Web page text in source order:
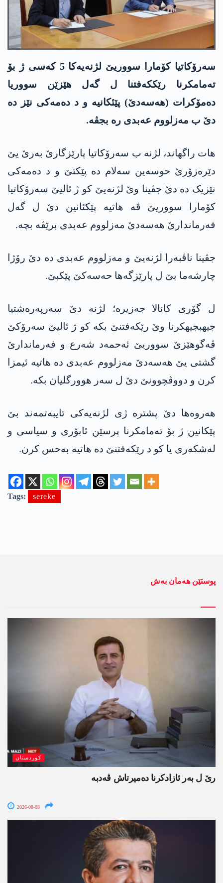
سەرۆکاتیا کۆمارا سووریێ لژنەیەکا 5 کەسی ژ بۆ
تەمامکرنا رێکكەفتنا ل گەل هێزێن سووریا
دەمۆکرات (هه‌سه‌دێ) پێئکانیە و د ده‌مه‌كی نێز ده‌
دێ ب مه‌زلووم عه‌بدی ره‌ بجڤه‌.
هات راگهاند، لژنه‌ ب سەرۆکاتیا پارێزگارێ بەرێ یێ
دێرەزۆرێ حوسه‌ین سەلام دە پێکتێ و د دەمەکی
نێزیک دە دێ جڤینا وێ لژنەیێ کو ژ ئالیێ سەرۆکاتیا
کۆمارا سووریێ ڤە هاتیە پێکئانین دێ ل گەل
فەرماندارێ هه‌سه‌دێ مەزلووم عه‌بدی برێڤە بچە.
جڤینا ناڤبەرا لژنەیێ و مەزلووم عه‌بدی دە دێ رۆژا
چارشەما بێ ل پارێزگەها حەسەکێ پێکبێ.
ل گۆری کانالا جەزیرە؛ لژنە دێ سەرپەرەشتیا
جیهبجیهکرنا وێ رێکەفتنێ بکە کو ژ ئالیێ سەرۆکێ
ڤەگوهێزێ سووریێ ئەحمەد شەرع و فەرماندارێ
گشتی یێ هه‌سه‌دێ مەزلووم عه‌بدی دە هاتیە ئیمزا
کرن و دووڤچوونێ دێ ل سەر هوورگلیان بکە.
هەروه‌ها دێ پشترە ژی لژنەیەکی تایبەتمەند بێ
پێکانین ژ بۆ تەمامکرنا پرسێن ئابۆری و سیاسی و
لەشکەری یا کو د رێکەفتنێ دە هاتیە بەحس کرن.
Tags: sereke
پوستێن ھەمان بەش
کوردستان
رێ ل بەر ئازادکرنا دەمیرتاش ڤەدبە
2026-08-08